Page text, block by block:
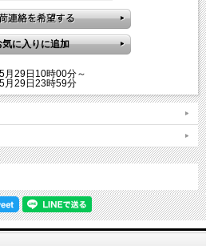
月29日10時00分～
月29日23時59分